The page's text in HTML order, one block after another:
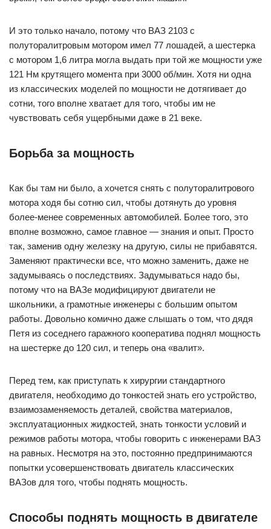
И это только начало, потому что ВАЗ 2103 с
полуторалитровым мотором имел 77 лошадей, а шестерка
с мотором 1,6 литра могла выдать при той же мощности уже
121 Нм крутящего момента при 3000 об/мин. Хотя ни одна
из классических моделей по мощности не дотягивает до
сотни, того вполне хватает для того, чтобы им не
чувствовать себя ущербными даже в 21 веке.
Борьба за мощность
Как бы там ни было, а хочется снять с полуторалитрового
мотора ходя бы сотню сил, чтобы дотянуть до уровня
более-менее современных автомобилей. Более того, это
вполне возможно, самое главное — знания и опыт. Просто
так, заменив одну железку на другую, силы не прибавятся.
Заменяют практически все, что можно заменить, даже не
задумываясь о последствиях. Задумываться надо бы,
потому что на ВАЗе модифицируют двигатели не
школьники, а грамотные инженеры с большим опытом
работы. Довольно комично даже слышать о том, что дядя
Петя из соседнего гаражного кооператива поднял мощность
на шестерке до 120 сил, и теперь она «валит».
Перед тем, как приступать к хирургии стандартного
двигателя, необходимо до тонкостей знать его устройство,
взаимозаменяемость деталей, свойства материалов,
эксплуатационных жидкостей, знать тонкости условий и
режимов работы мотора, чтобы говорить с инженерами ВАЗ
на равных. Несмотря на это, постоянно предпринимаются
попытки усовершенствовать двигатель классических
ВАЗов для того, чтобы поднять мощность.
Способы поднять мощность в двигателе